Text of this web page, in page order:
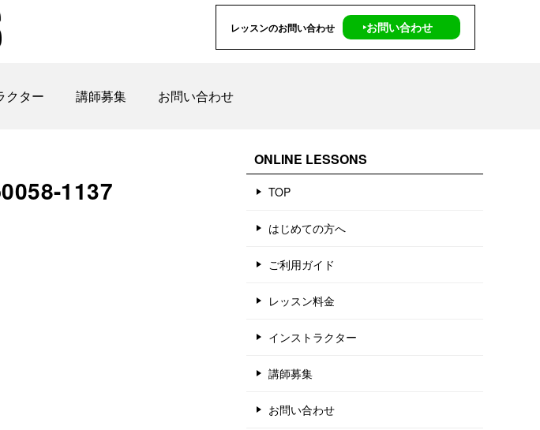
レッスンのお問い合わせ ‣お問い合わせ
クター 講師募集 お問い合わせ
1137
ONLINE LESSONS
TOP
はじめての方へ
ご利用ガイド
レッスン料金
インストラクター
講師募集
お問い合わせ